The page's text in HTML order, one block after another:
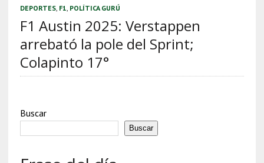
DEPORTES, F1 POLÍTICA GURÚ
F1 Austin 2025: Verstappen
arrebató la pole del Sprint;
Colapinto 17°
Buscar
Buscar